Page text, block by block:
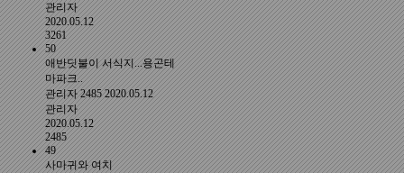
관리자
2020.05.12
3261
50
애반딧불이 서식지...용곤테
마파크..
관리자 2485 2020.05.12
관리자
2020.05.12
2485
49
사마귀와 여치